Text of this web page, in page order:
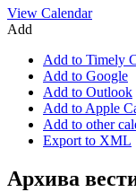
View Calendar
Add
Add to Timely
Add to Google
Add to Outlook
Add to Apple
Add to other
Export to XML
Архива